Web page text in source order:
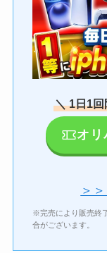
＼ 1日1
オリ
＞
※完売により販売終
合がございます。